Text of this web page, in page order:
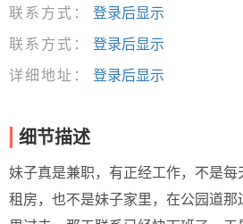
联系方式：
登录后显示
联系方式：
登录后显示
详细地址：
登录后显示
细节描述
妹子真是兼职，有正经工作，不是每
租房，也不是妹子家里，在公园道那